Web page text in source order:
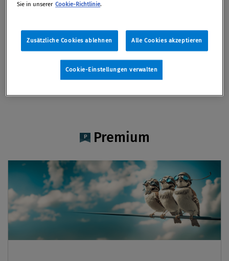
Vita
Mag. Catherine Hofmann-Jabbari ist
Rechtsanwaltsanwärterin bei Taylor Wessing in
Wien. Kontakt: c.hofmann@taylorwessing.com
Premium
Sie in unserer Cookie-Richtlinie.
Zusätzliche Cookies ablehnen Alle Cookies akzeptieren
Cookie-Einstellungen verwalten